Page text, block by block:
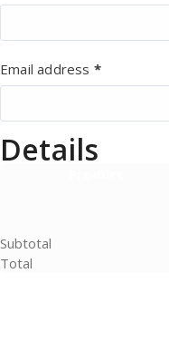
Email address *
Details
Subtotal
Total